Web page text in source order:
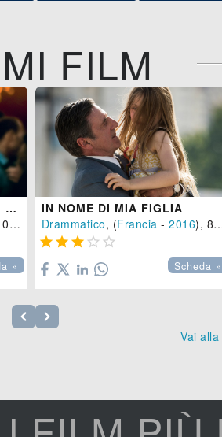
FILM
IL COMPLICATO MONDO DI NATHALIE
»
IN NOME DI MIA FIGLIA
Drammatico, (Francia -2016), 87 min.
    
Scheda »
Vai